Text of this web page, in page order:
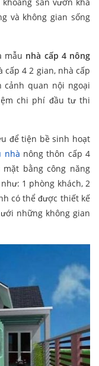
và không gian sống
mẫu nhà cấp 4 nông
cấp 4 2 gian, nhà cấp
quan nội ngoại
chi phí đầu tư thi
để tiện bề sinh hoạt
nhà nông thôn cấp 4
bằng công năng
1 phòng khách, 2
có thể được thiết kế
những không gian